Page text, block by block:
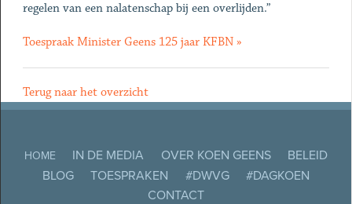
regelen van een nalatenschap bij een overlijden.”
Toespraak Minister Geens 125 jaar KFBN »
Terug naar het overzicht
HOME IN DE MEDIA OVER KOEN GEENS
BELEID
BLOG
TOESPRAKEN #DWVG
#DAGKOEN
CONTACT